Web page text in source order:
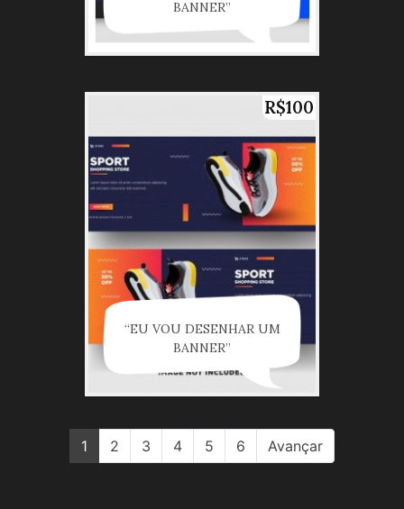
BANNER”
R$100
“EU VOU DESENHAR UM
BANNER”
1 2 3 4 5 6 Avançar